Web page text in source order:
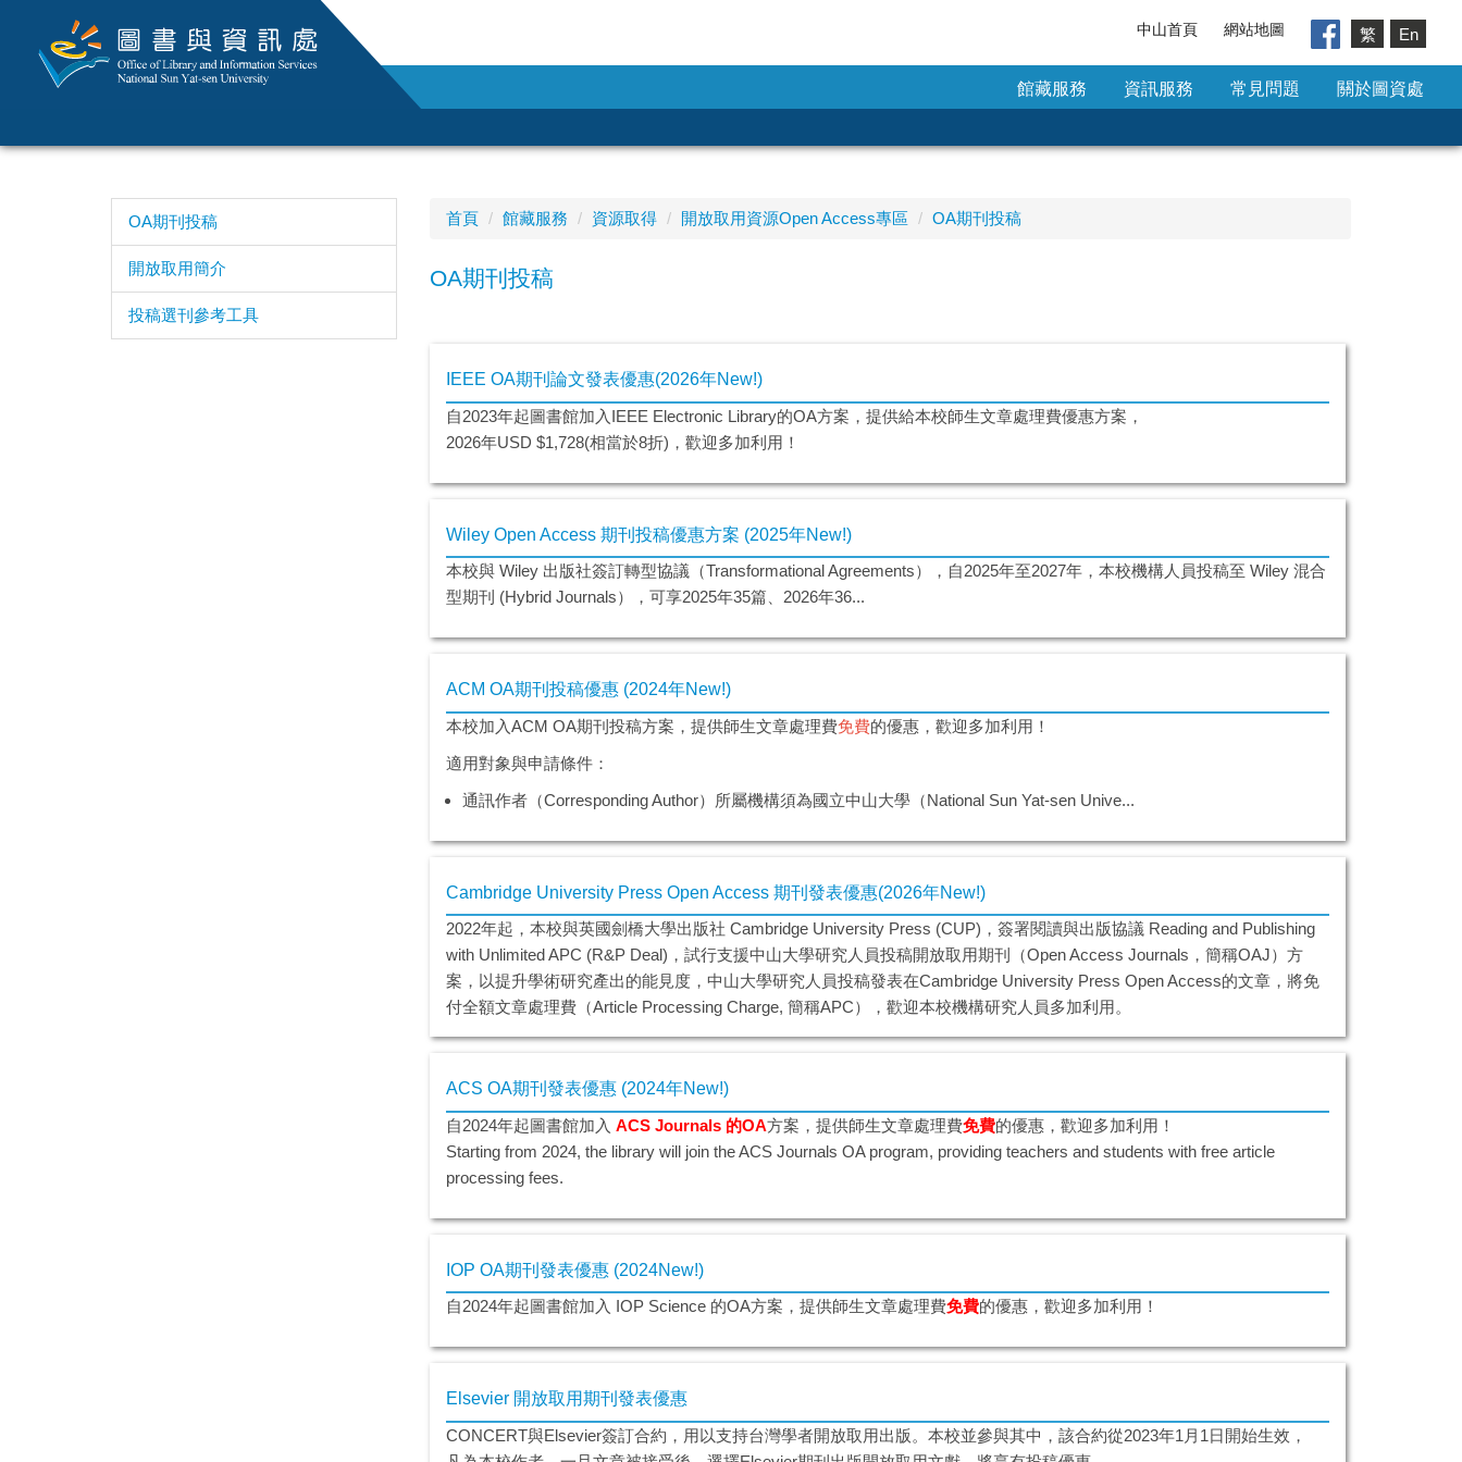
中山首頁 網站地圖 繁 En
館藏服務 資訊服務 常見問題 關於圖資處
OA期刊投稿
開放取用簡介
投稿選刊參考工具
首頁 館藏服務 資源取得 開放取用資源Open Access專區 OA期刊投稿
OA期刊投稿
IEEE OA期刊論文發表優惠(2026年New!)
自2023年起圖書館加入IEEE Electronic Library的OA方案，提供給本校師生文章處理費優惠方案，
2026年USD $1,728(相當於8折)，歡迎多加利用！
Wiley Open Access 期刊投稿優惠方案 (2025年New!)
本校與 Wiley 出版社簽訂轉型協議（Transformational Agreements），自2025年至2027年，本校機構人員投稿至 Wiley 混合
型期刊 (Hybrid Journals），可享2025年35篇、2026年36...
ACM OA期刊投稿優惠 (2024年New!)
本校加入ACM OA期刊投稿方案，提供師生文章處理費免費的優惠，歡迎多加利用！
適用對象與申請條件：
通訊作者（Corresponding Author）所屬機構須為國立中山大學（National Sun Yat-sen Unive...
Cambridge University Press Open Access 期刊發表優惠(2026年New!)
2022年起，本校與英國劍橋大學出版社 Cambridge University Press (CUP)，簽署閱讀與出版協議 Reading and Publishing
with Unlimited APC (R&P Deal)，試行支援中山大學研究人員投稿開放取用期刊（Open Access Journals，簡稱OAJ）方
案，以提升學術研究產出的能見度，中山大學研究人員投稿發表在Cambridge University Press Open Access的文章，將免
付全額文章處理費（Article Processing Charge, 簡稱APC），歡迎本校機構研究人員多加利用。
ACS OA期刊發表優惠 (2024年New!)
自2024年起圖書館加入 ACS Journals 的OA方案，提供師生文章處理費免費的優惠，歡迎多加利用！
Starting from 2024, the library will join the ACS Journals OA program, providing teachers and students with free article
processing fees.
IOP OA期刊發表優惠 (2024New!)
自2024年起圖書館加入 IOP Science 的OA方案，提供師生文章處理費免費的優惠，歡迎多加利用！
Elsevier 開放取用期刊發表優惠
CONCERT與Elsevier簽訂合約，用以支持台灣學者開放取用出版。本校並參與其中，該合約從2023年1月1日開始生效，